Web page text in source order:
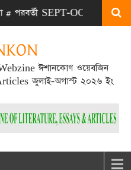
SEPT-OCT 2026
Webzine ঈশানকোণ ওয়েবজিন
জুলাই-অগাস্ট ২০২৬ ইং